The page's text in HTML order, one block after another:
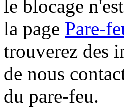
le blocage
la page Pare-
trouverez des
de nous
du pare-feu.